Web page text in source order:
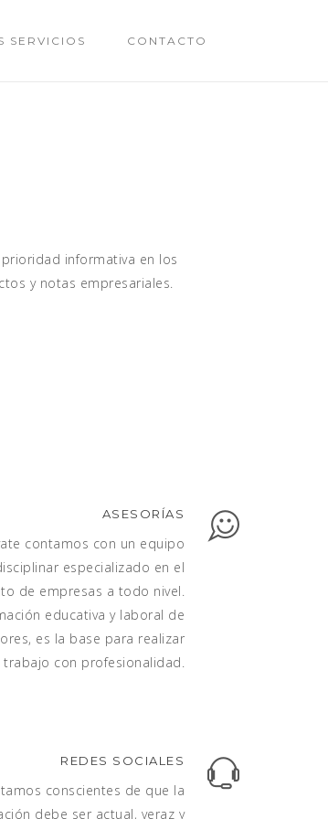
SERVICIOS CONTACTO
informativa en los
y notas empresariales.
ASESORÍAS
contamos con un equipo
especializado en el
de empresas a todo nivel.
educativa y laboral de
es la base para realizar
trabajo con profesionalidad.
REDES SOCIALES
conscientes de que la
debe ser actual, veraz y